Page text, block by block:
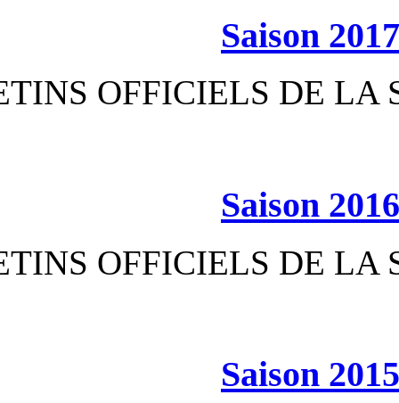
BULLETINS
BULLETINS